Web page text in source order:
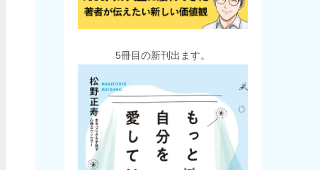
5冊目の新刊出ます。